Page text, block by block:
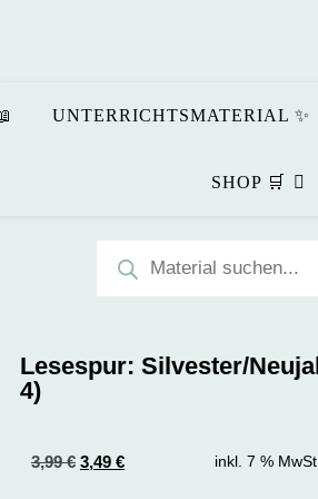
UNTERRICHTSMATERIAL ✨
SHOP 🛒
Lesespur: Silvester/
4)
3,99€ 3,49 € inkl. 7 %